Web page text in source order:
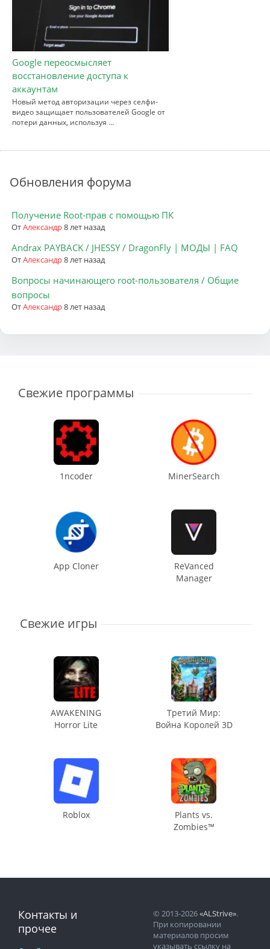
Google переосмысляет
восстановление доступа к
аккаунтам
Новый метод авторизации через селфи-
видео защищает пользователей Google от
потери данных, используя …
Обновления форума
Получение Root-прав с помощью ПК
ОтАлександр8 лет назад
Andrax PAYBACK / JHESSY / DragonFly | МОДЫ | FAQ
ОтАлександр8 лет назад
Вопросы начинающего root-пользователя / Общие
вопросы
ОтАлександр8 лет назад
Свежие программы
1ncoder MinerSearch
App Cloner
ReVanced
Manager
Свежие игры
AWAKENING
Horror Lite
Третий Мир:
Война Королей 3D
Roblox
Plants vs.
Zombies™
Контакты и
прочее
© 2013-2026«ALStrive».
При копировании
материалов просим
указывать ссылку на